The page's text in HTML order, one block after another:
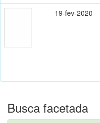
19-fev-2020
Busca facetada